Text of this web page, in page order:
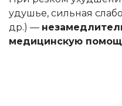
удушье, сильная
др.) —
медицинскую